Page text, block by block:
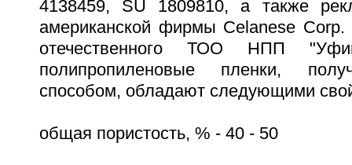
4138459, SU 1809810, а также
американской фирмы Сelanese Corp.
отечественного ТОО НПП
полипропиленовые пленки,
способом, обладают следующими
общая пористость, % - 40 - 50